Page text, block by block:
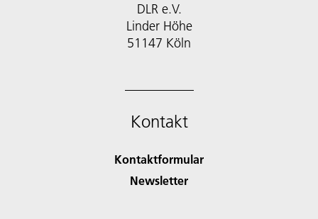
DLR e.V.
Linder Höhe
51147 Köln
Kontakt
Kontaktformular
Newsletter